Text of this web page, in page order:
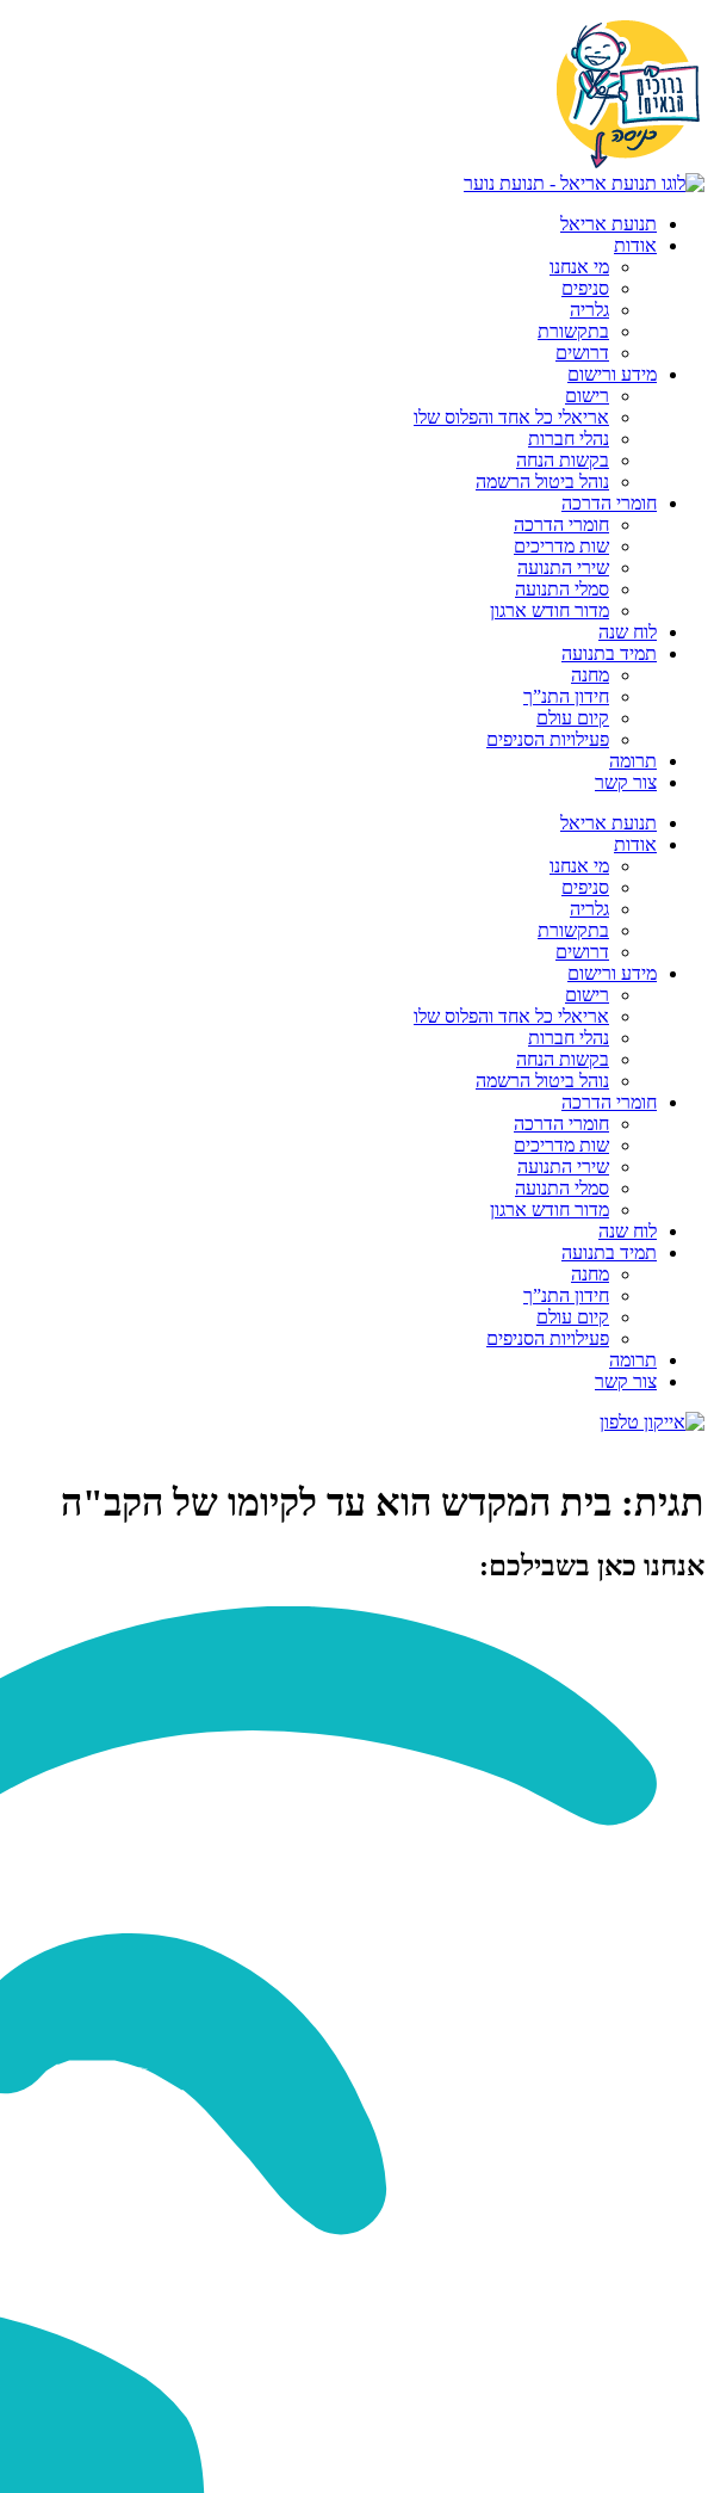
תנועת אריאל
אודות
מי אנחנו
סניפים
גלריה
בתקשורת
דרושים
מידע ורישום
רישום
אריאלי כל אחד והפלוס שלו
נהלי חברות
בקשות הנחה
נוהל ביטול הרשמה
חומרי הדרכה
חומרי הדרכה
שות מדריכים
שירי התנועה
סמלי התנועה
מדור חודש ארגון
לוח שנה
תמיד בתנועה
מחנה
חידון התנ”ך
קיום עולם
פעילויות הסניפים
תרומה
צור קשר
תנועת אריאל
אודות
מי אנחנו
סניפים
גלריה
בתקשורת
דרושים
מידע ורישום
רישום
אריאלי כל אחד והפלוס שלו
נהלי חברות
בקשות הנחה
נוהל ביטול הרשמה
חומרי הדרכה
חומרי הדרכה
שות מדריכים
שירי התנועה
סמלי התנועה
מדור חודש ארגון
לוח שנה
תמיד בתנועה
מחנה
חידון התנ”ך
קיום עולם
פעילויות הסניפים
תרומה
צור קשר
תגית: בית המקדש הוא עד לקיומו של הקב"ה
אנחנו כאן בשבילכם: